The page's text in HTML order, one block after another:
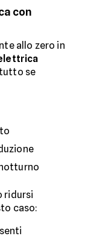
con
allo zero in
se
ridursi
caso: